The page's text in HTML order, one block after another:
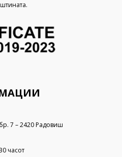
7 – 2420 Радовиш
часот